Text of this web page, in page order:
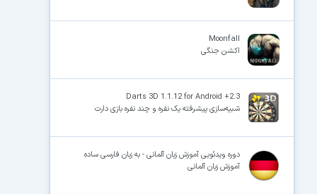
Moonfall
اکشن جنگی
Darts 3D 1.1.12 for Android +2.3
شبیه‌سازی پیشرفته یک نفره و چند نفره بازی دارت
دوره ویدئویی آموزش زبان آلمانی - به زبان فارسی ساده
آموزش زبان آلمانی